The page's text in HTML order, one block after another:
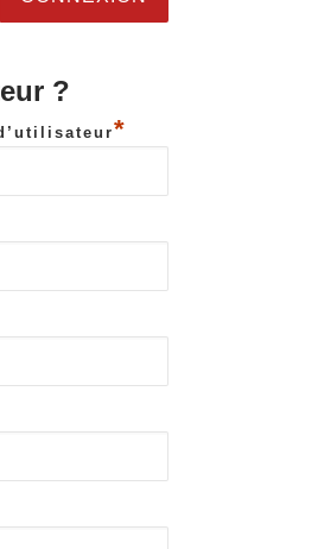
?
*